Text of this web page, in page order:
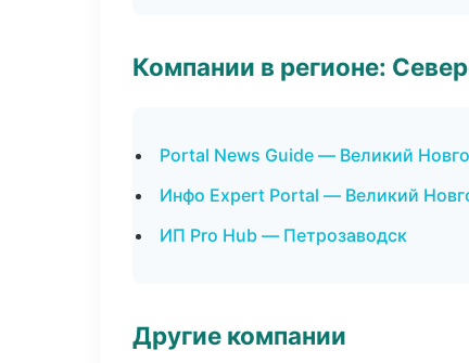
Компании в регионе:
Portal News Guide — Великий
Инфо Expert Portal — Великий
ИП Pro Hub — Петрозаводск
Другие компании